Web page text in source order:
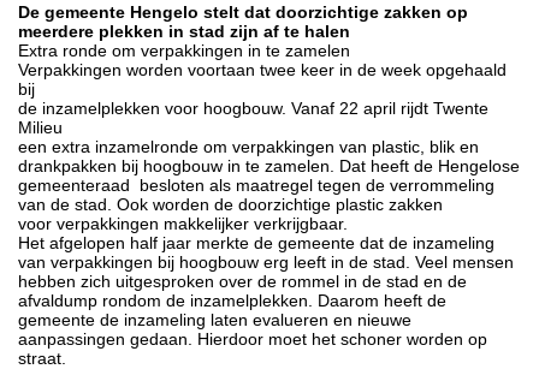
De gemeente Hengelo stelt dat doorzichtige zakken op
meerdere plekken in stad zijn af te halen
Extra ronde om verpakkingen in te zamelen
Verpakkingen worden voortaan twee keer in de week opgehaald
bij
de inzamelplekken voor hoogbouw. Vanaf 22 april rijdt Twente
Milieu
een extra inzamelronde om verpakkingen van plastic, blik en
drankpakken bij hoogbouw in te zamelen. Dat heeft de Hengelose
gemeenteraad besloten als maatregel tegen de verrommeling
van de stad. Ook worden de doorzichtige plastic zakken
voor verpakkingen makkelijker verkrijgbaar.
Het afgelopen half jaar merkte de gemeente dat de inzameling
van verpakkingen bij hoogbouw erg leeft in de stad. Veel mensen
hebben zich uitgesproken over de rommel in de stad en de
afvaldump rondom de inzamelplekken. Daarom heeft de
gemeente de inzameling laten evalueren en nieuwe
aanpassingen gedaan. Hierdoor moet het schoner worden op
straat.